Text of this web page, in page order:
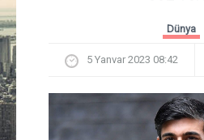
Dünya
5 Yanvar 2023 08:42